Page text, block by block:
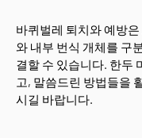
바퀴벌레 퇴치와 예방
와 내부 번식 개체를 구
결할 수 있습니다. 한두
고, 말씀드린 방법들을
시길 바랍니다.